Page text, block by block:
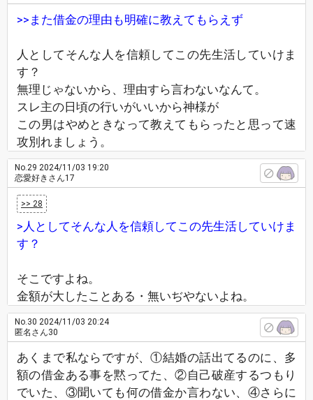
>>また借金の理由も明確に教えてもらえず
人としてそんな人を信頼してこの先生活していけま
す？
無理じゃないから、理由すら言わないなんて。
スレ主の日頃の行いがいいから神様が
この男はやめときなって教えてもらったと思って速
攻別れましょう。
No.29 2024/11/03 19:20
恋愛好きさん17
>> 28
>人としてそんな人を信頼してこの先生活していけま
す？
そこですよね。
金額が大したことある・無いぢやないよね。
No.30 2024/11/03 20:24
匿名さん30
あくまで私ならですが、①結婚の話出てるのに、多
額の借金ある事を黙ってた、②自己破産するつもり
でいた、③聞いても何の借金か言わない、④さらに